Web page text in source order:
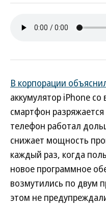
В корпорации
аккумулятор iPhone
смартфон
телефон работал
снижает мощность
каждый раз, когда
новое программное
возмутились по двум
этом не